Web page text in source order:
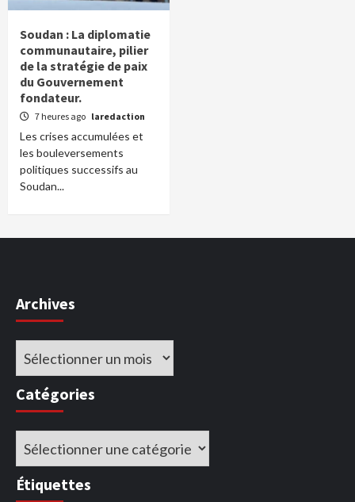
Soudan : La diplomatie
communautaire, pilier
de la stratégie de paix
du Gouvernement
fondateur.
7 heures ago laredaction
Les crises accumulées et
les bouleversements
politiques successifs au
Soudan...
Archives
Archives
Catégories
Catégories
Étiquettes